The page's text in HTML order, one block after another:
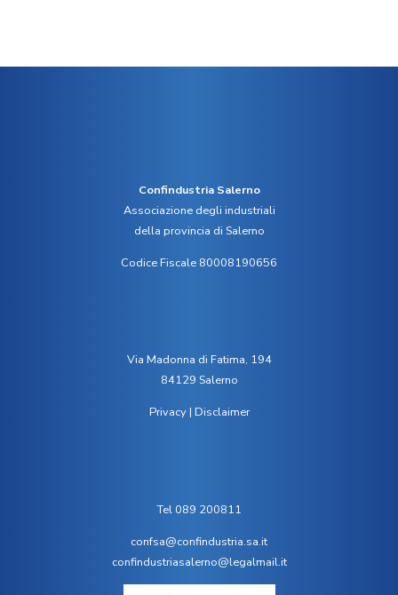
Confindustria Salerno
Associazione degli industriali
della provincia di Salerno
Codice Fiscale 80008190656
Via Madonna di Fatima, 194
84129 Salerno
Privacy| Disclaimer
Tel 089 200811
confsa@confindustria.sa.it
confindustriasalerno@legalmail.it